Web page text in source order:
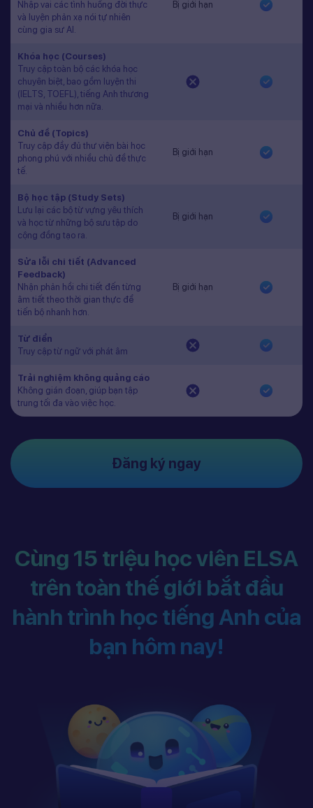
Nhập vai các tình huống đời thực
và luyện phản xạ nói tự nhiên
cùng gia sư AI.
Bị giới hạn
Khóa học (Courses)
Truy cập toàn bộ các khóa học
chuyên biệt, bao gồm luyện thi
(IELTS, TOEFL), tiếng Anh thương
mại và nhiều hơn nữa.
Chủ đề (Topics)
Truy cập đầy đủ thư viện bài học
phong phú với nhiều chủ đề thực
tế.
Bị giới hạn
Bộ học tập (Study Sets)
Lưu lại các bộ từ vựng yêu thích
và học từ những bộ sưu tập do
cộng đồng tạo ra.
Bị giới hạn
Sửa lỗi chi tiết (Advanced
Feedback)
Nhận phản hồi chi tiết đến từng
âm tiết theo thời gian thực để
tiến bộ nhanh hơn.
Bị giới hạn
Từ điển
Truy cập từ ngữ với phát âm
Trải nghiệm không quảng cáo
Không gián đoạn, giúp bạn tập
trung tối đa vào việc học.
Đăng ký ngay
Cùng 15 triệu học viên ELSA
trên toàn thế giới bắt đầu
hành trình học tiếng Anh của
bạn hôm nay!